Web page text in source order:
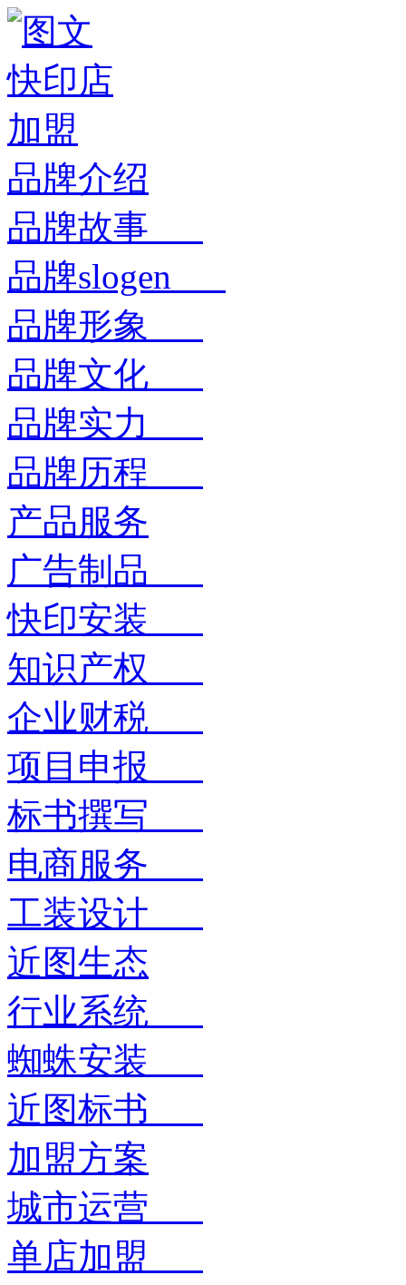
品牌介绍
品牌故事
品牌slogen
品牌形象
品牌文化
品牌实力
品牌历程
产品服务
广告制品
快印安装
知识产权
企业财税
项目申报
标书撰写
电商服务
工装设计
近图生态
行业系统
蜘蛛安装
近图标书
加盟方案
城市运营
单店加盟